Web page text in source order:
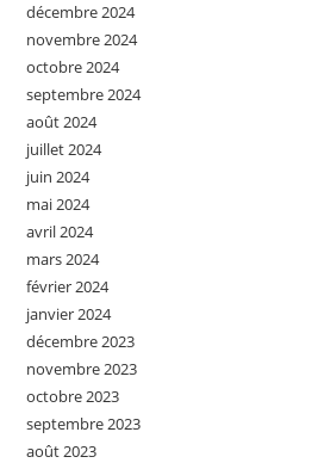
décembre 2024
novembre 2024
octobre 2024
septembre 2024
août 2024
juillet 2024
juin 2024
mai 2024
avril 2024
mars 2024
février 2024
janvier 2024
décembre 2023
novembre 2023
octobre 2023
septembre 2023
août 2023